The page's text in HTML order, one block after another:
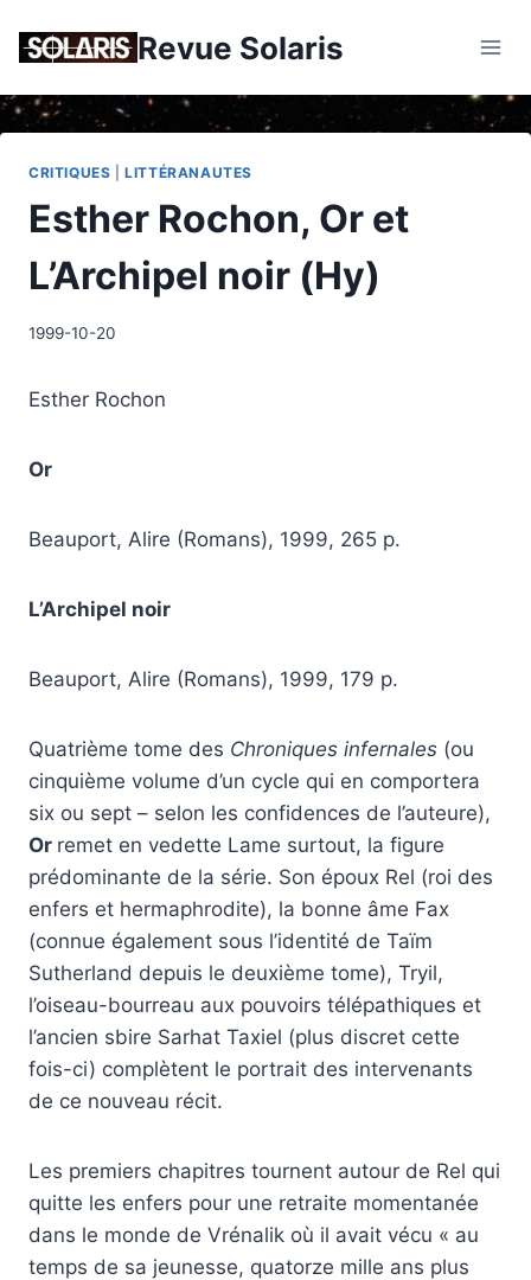
Revue Solaris
CRITIQUES |LITTÉRANAUTES
Esther Rochon, Or et
L’Archipel noir (Hy)
1999-10-20
Esther Rochon
Or
Beauport, Alire (Romans), 1999, 265 p.
L’Archipel noir
Beauport, Alire (Romans), 1999, 179 p.
Quatrième tome des Chroniques infernales (ou
cinquième volume d’un cycle qui en comportera
six ou sept – selon les confidences de l’auteure),
Or remet en vedette Lame surtout, la figure
prédominante de la série. Son époux Rel (roi des
enfers et hermaphrodite), la bonne âme Fax
(connue également sous l’identité de Taïm
Sutherland depuis le deuxième tome), Tryil,
l’oiseau-bourreau aux pouvoirs télépathiques et
l’ancien sbire Sarhat Taxiel (plus discret cette
fois-ci) complètent le portrait des intervenants
de ce nouveau récit.
Les premiers chapitres tournent autour de Rel qui
quitte les enfers pour une retraite momentanée
dans le monde de Vrénalik où il avait vécu « au
temps de sa jeunesse, quatorze mille ans plus